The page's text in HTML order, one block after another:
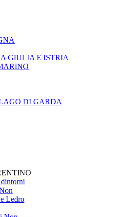
GIULIA E ISTRIA
DI GARDA
Ledro